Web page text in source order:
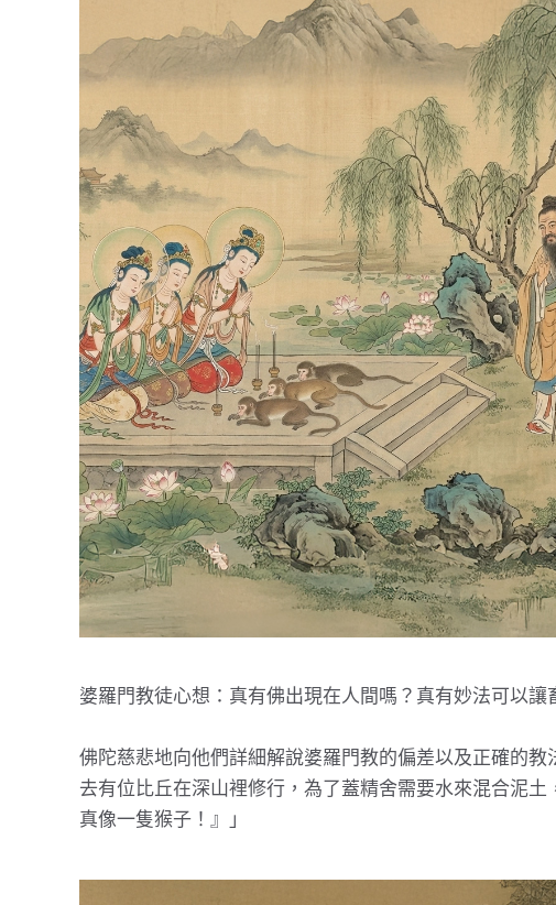
婆羅門教徒心想：真有佛出現在人間嗎？真有妙法可以
佛陀慈悲地向他們詳細解說婆羅門教的偏差以及正確的
去有位比丘在深山裡修行，為了蓋精舍需要水來混合泥
真像一隻猴子！』」